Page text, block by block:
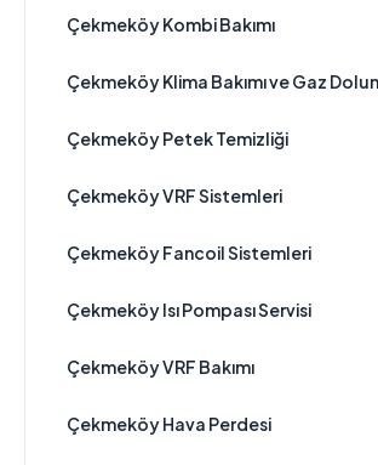
Çekmeköy Kombi Bakımı
Çekmeköy Klima Bakımı ve Gaz
Çekmeköy Petek Temizliği
Çekmeköy VRF Sistemleri
Çekmeköy Fancoil Sistemleri
Çekmeköy Isı Pompası Servisi
Çekmeköy VRF Bakımı
Çekmeköy Hava Perdesi